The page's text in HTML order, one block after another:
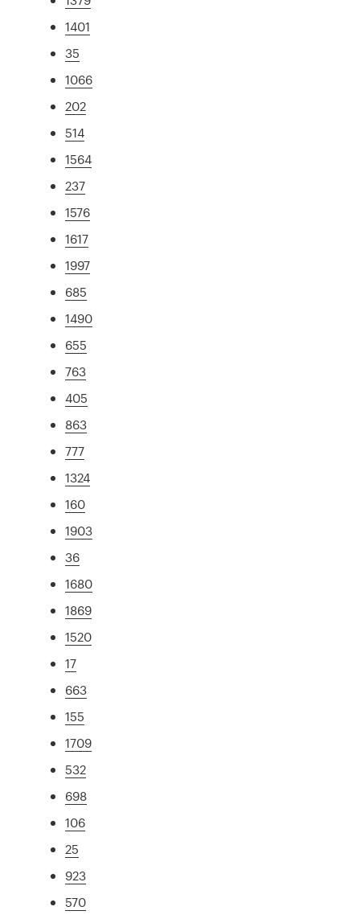
1401
35
1066
202
514
1564
237
1576
1617
1997
685
1490
655
763
405
863
777
1324
160
1903
36
1680
1869
1520
17
663
155
1709
532
698
106
25
923
570